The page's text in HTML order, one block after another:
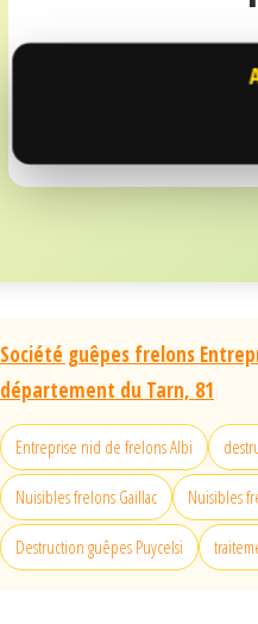
Société guêpes frelons
département du Tarn, 81
Entreprise nid de frelons Albi
Nuisibles frelons Gaillac Nuisibles
Destruction guêpes Puycelsi